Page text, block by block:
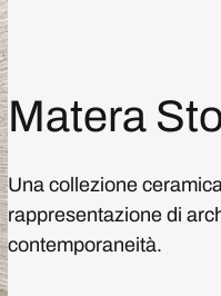
Matera
Una collezione
rappresentazione di
contemporaneità.